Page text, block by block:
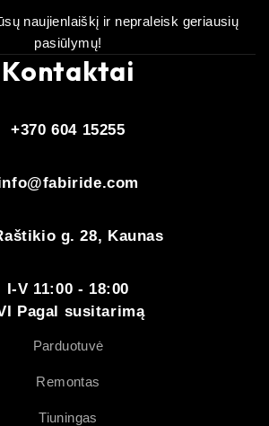
naujienlaiškį ir nepraleisk geriausių
pasiūlymų!
Kontaktai
+370 604 15255
g. 28, Kaunas
I-V 11:00 - 18:00
Pagal susitarimą
Parduotuvė
Remontas
Tiuningas